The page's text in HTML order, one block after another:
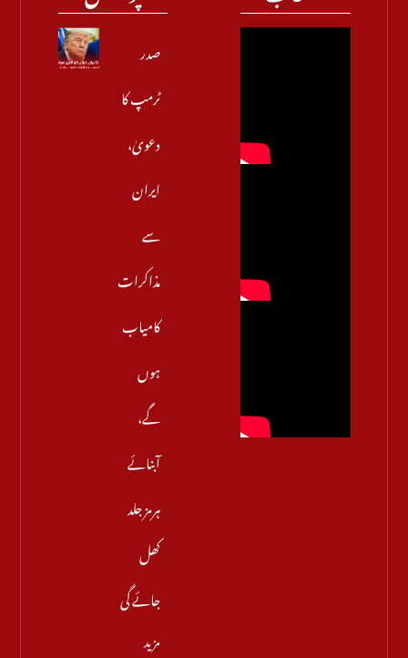
صدر
ٹرمپ کا
دعویٰ،
ایران
سے
مذاکرات
کامیاب
ہوں
گے،
آبنائے
ہرمز جلد
کھل
جائے گی
مزید